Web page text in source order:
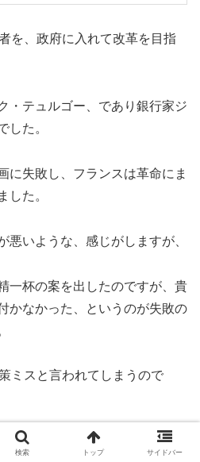
を、政府に入れて改革を目指
・テュルゴー、であり銀行家ジ
した。
に失敗し、フランスは革命にま
した。
悪いような、感じがしますが、
一杯の案を出したのですが、貴
かなかった、というのが失敗の
ミスと言われてしまうので
国の最高責任者ですから。
検索 トップ サイドバー